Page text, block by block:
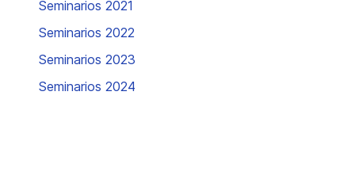
Seminarios 2021
Seminarios 2022
Seminarios 2023
Seminarios 2024